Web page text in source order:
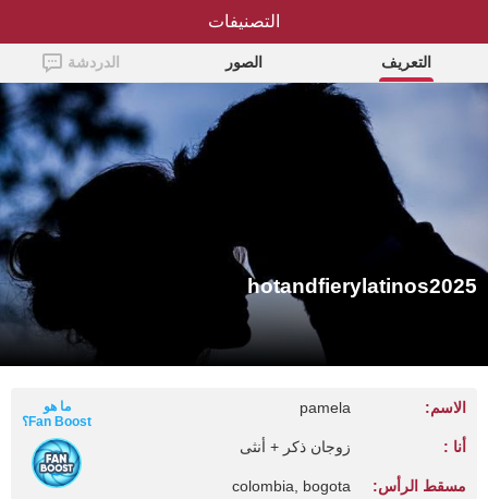
hotandfierylatinos2025
التعريف الصور الدردشة
hotandfierylatinos2025
الاسم: pamela
أنا : زوجان ذكر + أنثى
مسقط الرأس: colombia, bogota
ما هو
Fan Boost؟
التصنيفات